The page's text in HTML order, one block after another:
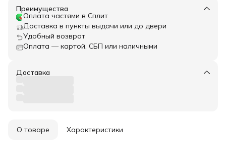
Преимущества
Оплата частями в Сплит
Доставка в пункты выдачи или до двери
Удобный возврат
Оплата — картой, СБП или наличными
Доставка
О товаре Характеристики